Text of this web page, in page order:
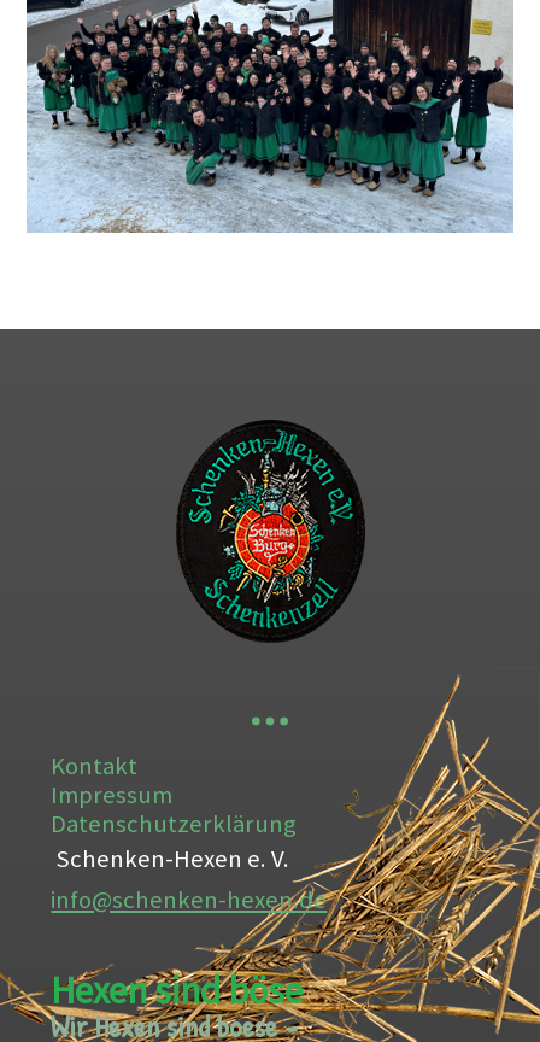
Kontakt
Impressum
Datenschutzerklärung
Schenken-Hexen e. V.
info@schenken-hexen.de
Hexen sind böse
Wir Hexen sind boese –